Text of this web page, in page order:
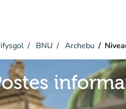
BNU Archebu